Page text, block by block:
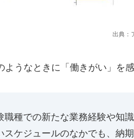
出典：
ようなときに「働きがい」を
職種での新たな業務経験や知
スケジュールのなかでも、納